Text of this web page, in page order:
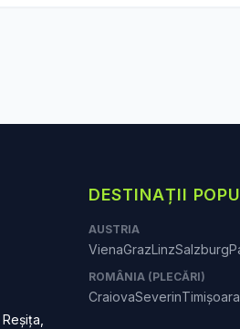
DESTINAȚII
AUSTRIA
VienaGrazLinzSalzburg
ROMÂNIA (PLECĂRI)
CraiovaSeverinTimișoara